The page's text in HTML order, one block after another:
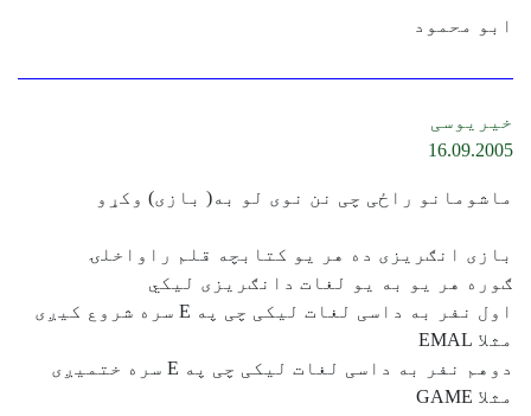
ابو محمود
خیریوسی
16.09.2005
ماشومانو راځی چی نن نوی لو به( بازی) وکړو
بازی انګریزی ده هر یو کتابچه قلم راواخلۍ
ګوره هر یو به یو لغات دانګریزی لیکي
اول نفر به داسی لغات لیکی چی په E سره شروع کیږی
مثلا EMAL
دوهم نفر به داسی لغات لیکی چی په E سره ختمیږی
مثلا GAME